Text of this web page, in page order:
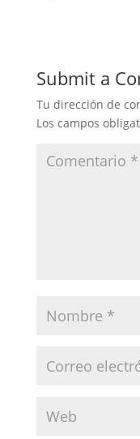
Submit a
Tu dirección de
Los campos